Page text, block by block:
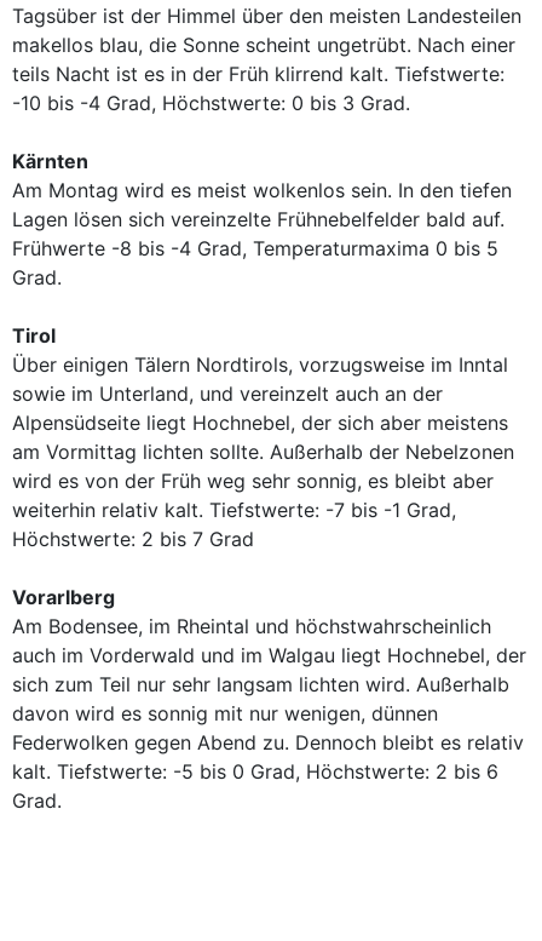
Tagsüber ist der Himmel über den meisten Landesteilen
makellos blau, die Sonne scheint ungetrübt. Nach einer
teils Nacht ist es in der Früh klirrend kalt. Tiefstwerte:
-10 bis -4 Grad, Höchstwerte: 0 bis 3 Grad.
Kärnten
Am Montag wird es meist wolkenlos sein. In den tiefen
Lagen lösen sich vereinzelte Frühnebelfelder bald auf.
Frühwerte -8 bis -4 Grad, Temperaturmaxima 0 bis 5
Grad.
Tirol
Über einigen Tälern Nordtirols, vorzugsweise im Inntal
sowie im Unterland, und vereinzelt auch an der
Alpensüdseite liegt Hochnebel, der sich aber meistens
am Vormittag lichten sollte. Außerhalb der Nebelzonen
wird es von der Früh weg sehr sonnig, es bleibt aber
weiterhin relativ kalt. Tiefstwerte: -7 bis -1 Grad,
Höchstwerte: 2 bis 7 Grad
Vorarlberg
Am Bodensee, im Rheintal und höchstwahrscheinlich
auch im Vorderwald und im Walgau liegt Hochnebel, der
sich zum Teil nur sehr langsam lichten wird. Außerhalb
davon wird es sonnig mit nur wenigen, dünnen
Federwolken gegen Abend zu. Dennoch bleibt es relativ
kalt. Tiefstwerte: -5 bis 0 Grad, Höchstwerte: 2 bis 6
Grad.